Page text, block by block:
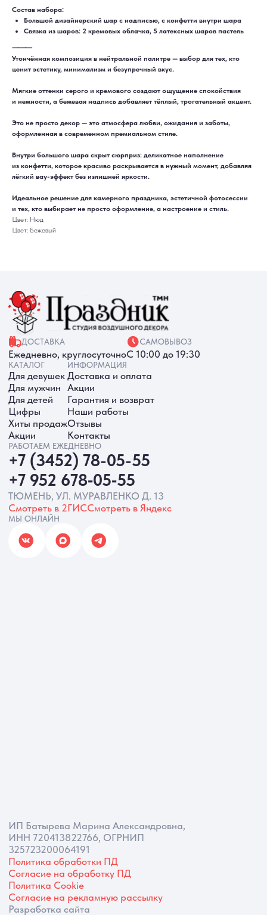
Состав набора:
Большой дизайнерский шар с надписью, с конфетти внутри шара
Связка из шаров: 2 кремовых облачка, 5 латексных шаров пастель
⸻
Утончённая композиция в нейтральной палитре — выбор для тех, кто
ценит эстетику, минимализм и безупречный вкус.
Мягкие оттенки серого и кремового создают ощущение спокойствия
и нежности, а бежевая надпись добавляет тёплый, трогательный акцент.
Это не просто декор — это атмосфера любви, ожидания и заботы,
оформленная в современном премиальном стиле.
Внутри большого шара скрыт сюрприз: деликатное наполнение
из конфетти, которое красиво раскрывается в нужный момент, добавляя
лёгкий вау-эффект без излишней яркости.
Идеальное решение для камерного праздника, эстетичной фотосессии
и тех, кто выбирает не просто оформление, а настроение и стиль.
Цвет: Нюд
Цвет: Бежевый
ИП Батырева Марина Александровна,
ИНН 720413822766, ОГРНИП
325723200064191
Политика обработки ПД
Согласие на обработку ПД
Политика Cookie
Согласие на рекламную рассылку
ДОСТАВКА
Ежедневно, круглосуточно
САМОВЫВОЗ
С 10:00 до 19:30
Для мужчин
Для детей
Цифры
Хиты продаж
Акции
Гарантия и возврат
Наши работы
Отзывы
РАБОТАЕМ ЕЖЕДНЕВНО
+7 (3452) 78-05-55
+7 952 678‑05‑55
ТЮМЕНЬ, УЛ. МУРАВЛЕНКО Д. 13